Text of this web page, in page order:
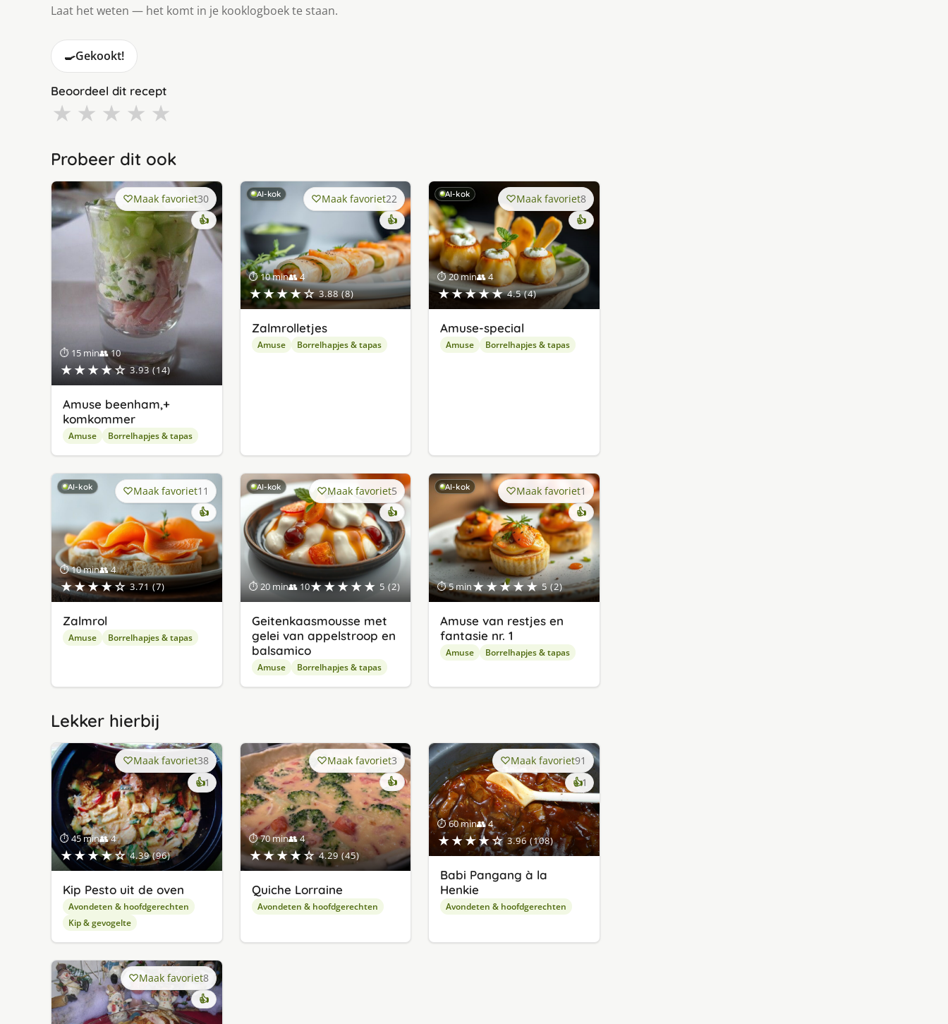
Laat het weten — het komt in je kooklogboek te staan.
🍳Gekookt!
Beoordeel dit recept
★ ★ ★ ★ ★
Probeer dit ook
⏱ 15 min👥 10
★★★★☆ 3.93 (14)
Maak favoriet30
👍
Amuse beenham,+
komkommer
Amuse Borrelhapjes & tapas
AI-kok
⏱ 10 min👥 4
★★★★☆ 3.88 (8)
Maak favoriet22
👍
Zalmrolletjes
Amuse Borrelhapjes & tapas
AI-kok
⏱ 20 min👥 4
★★★★★ 4.5 (4)
Maak favoriet8
👍
Amuse-special
Amuse Borrelhapjes & tapas
AI-kok
⏱ 10 min👥 4
★★★★☆ 3.71 (7)
Maak favoriet11
👍
Zalmrol
Amuse Borrelhapjes & tapas
AI-kok
⏱ 20 min👥 10★★★★★ 5 (2)
Maak favoriet5
👍
Geitenkaasmousse met
gelei van appelstroop en
balsamico
Amuse Borrelhapjes & tapas
AI-kok
⏱ 5 min★★★★★ 5 (2)
Maak favoriet1
👍
Amuse van restjes en
fantasie nr. 1
Amuse Borrelhapjes & tapas
Lekker hierbij
⏱ 45 min👥 4
★★★★☆ 4.39 (96)
Maak favoriet38
👍1keer
lekker
gevonden
Kip Pesto uit de oven
Avondeten & hoofdgerechten
Kip & gevogelte
⏱ 70 min👥 4
★★★★☆ 4.29 (45)
Maak favoriet3
👍
Quiche Lorraine
Avondeten & hoofdgerechten
⏱ 60 min👥 4
★★★★☆ 3.96 (108)
Maak favoriet91
👍1keer
lekker
gevonden
Babi Pangang à la
Henkie
Avondeten & hoofdgerechten
Maak favoriet8
👍